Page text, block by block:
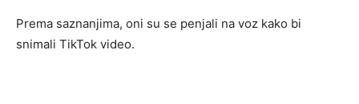
Prema saznanjima, oni su se penjali na voz kako bi
snimali TikTok video.